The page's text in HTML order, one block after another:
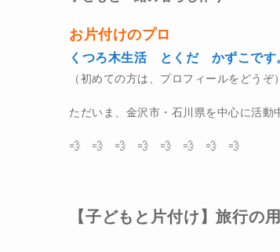
お片付けのプロ
くつろ木生活 とくだ かずこです
（初めての方は、プロフィールをどうぞ）
ただいま、金沢市・石川県を中心に活動
💨 💨 💨 💨 💨 💨 💨 💨
【子どもと片付け】旅行の